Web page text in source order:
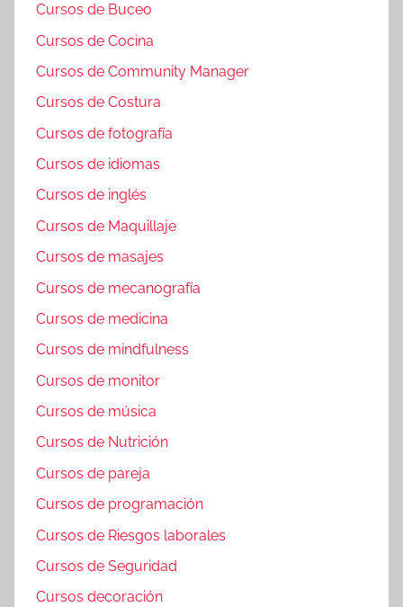
Cursos de Buceo
Cursos de Cocina
Cursos de Community Manager
Cursos de Costura
Cursos de fotografía
Cursos de idiomas
Cursos de inglés
Cursos de Maquillaje
Cursos de masajes
Cursos de mecanografía
Cursos de medicina
Cursos de mindfulness
Cursos de monitor
Cursos de música
Cursos de Nutrición
Cursos de pareja
Cursos de programación
Cursos de Riesgos laborales
Cursos de Seguridad
Cursos decoración